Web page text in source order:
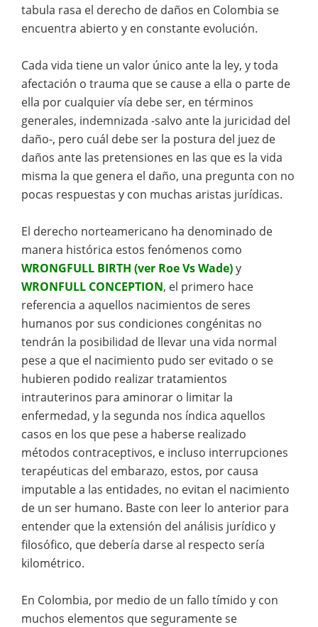
tabula rasa el derecho de daños en Colombia se
encuentra abierto y en constante evolución.
Cada vida tiene un valor único ante la ley, y toda
afectación o trauma que se cause a ella o parte de
ella por cualquier vía debe ser, en términos
generales, indemnizada -salvo ante la juricidad del
daño-, pero cuál debe ser la postura del juez de
daños ante las pretensiones en las que es la vida
misma la que genera el daño, una pregunta con no
pocas respuestas y con muchas aristas jurídicas.
El derecho norteamericano ha denominado de
manera histórica estos fenómenos como
WRONGFULL BIRTH (ver Roe Vs Wade)y
WRONFULL CONCEPTION, el primero hace
referencia a aquellos nacimientos de seres
humanos por sus condiciones congénitas no
tendrán la posibilidad de llevar una vida normal
pese a que el nacimiento pudo ser evitado o se
hubieren podido realizar tratamientos
intrauterinos para aminorar o limitar la
enfermedad, y la segunda nos índica aquellos
casos en los que pese a haberse realizado
métodos contraceptivos, e incluso interrupciones
terapéuticas del embarazo, estos, por causa
imputable a las entidades, no evitan el nacimiento
de un ser humano. Baste con leer lo anterior para
entender que la extensión del análisis jurídico y
filosófico, que debería darse al respecto sería
kilométrico.
En Colombia, por medio de un fallo tímido y con
muchos elementos que seguramente se